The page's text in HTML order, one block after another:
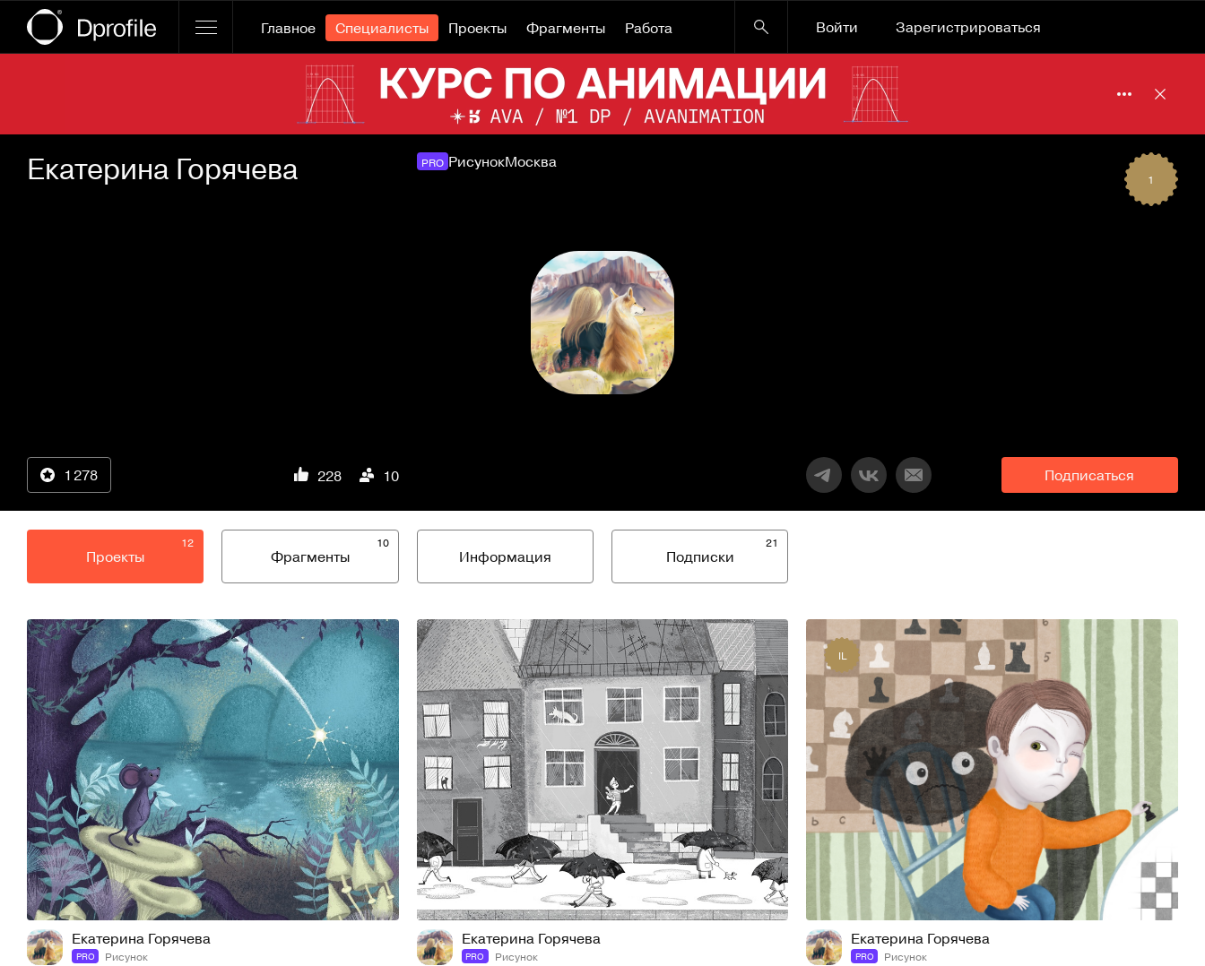
Главное Специалисты Проекты Фрагменты Работа Войти
Зарегистрироваться
Екатерина Горячева PRO РисунокМосква
1
1 278 228 10 Подписаться
12
Проекты
10
Фрагменты Информация
21
Подписки
15 52
Екатерина Горячева
PRO Рисунок
28 127
Екатерина Горячева
PRO Рисунок
IL
42 276
Екатерина Горячева
PRO Рисунок